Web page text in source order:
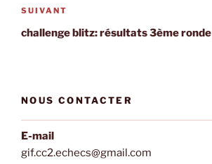
Article
suivant
SUIVANT
challenge blitz: résultats 3ème ronde
NOUS CONTACTER
E-mail
gif.cc2.echecs@gmail.com